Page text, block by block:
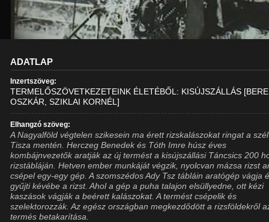
ADATLAP
Inzertszöveg:
TERMELŐSZÖVETKEZETEINK ÉLETÉBŐL: KISÚJSZÁLLÁS
OSZKÁR, SZIKLAI KORNÉL]
Elhangzó szöveg:
A Nagyalföld végtelen szikesein ma érett rizskalászokat ringat a
Tisza mentén. Herczeg Benedek és Tóth Imre húsz éves
kombájnvezetők aratják az új termést a kisújszállási Táncsics 200
rizstábláján. Hetven ember munkáját végzik, nyolcvan mázsa rizst
csépel egy-egy gép. A szomszédos Ady Tsz tábláin aratógép vágja
gyűjti kévébe a rizst. Ahol a gép a puha talajon elsüllyedne, ott kézi
kaszások vágják a beérett kalászokat. A termést csépelik és
szelektorozzák. Az egész országban megkezdődött a rizsföldekről
termés betakarítása.